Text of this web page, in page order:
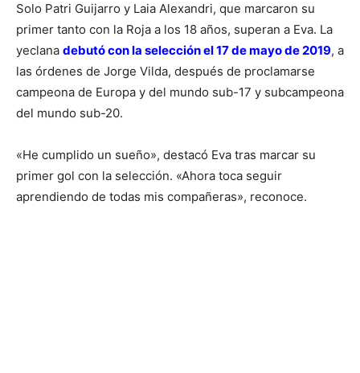
Solo Patri Guijarro y Laia Alexandri, que marcaron su
primer tanto con la Roja a los 18 años, superan a Eva. La
yeclana debutó con la selección el 17 de mayo de 2019, a
las órdenes de Jorge Vilda, después de proclamarse
campeona de Europa y del mundo sub-17 y subcampeona
del mundo sub-20.
«He cumplido un sueño», destacó Eva tras marcar su
primer gol con la selección. «Ahora toca seguir
aprendiendo de todas mis compañeras», reconoce.